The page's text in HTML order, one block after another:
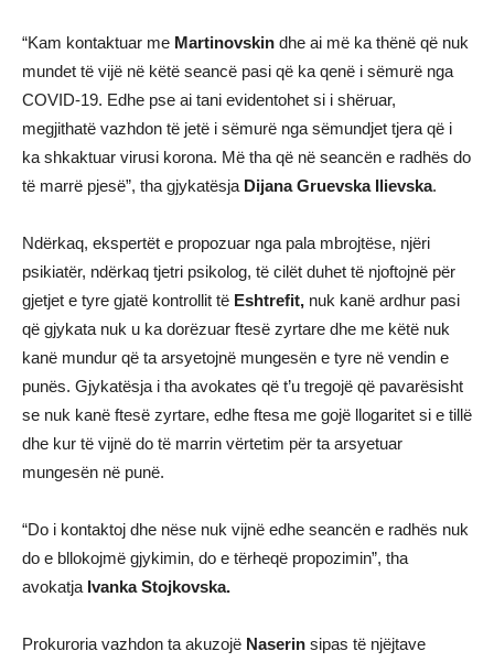
“Kam kontaktuar me Martinovskin dhe ai më ka thënë që nuk
mundet të vijë në këtë seancë pasi që ka qenë i sëmurë nga
COVID-19. Edhe pse ai tani evidentohet si i shëruar,
megjithatë vazhdon të jetë i sëmurë nga sëmundjet tjera që i
ka shkaktuar virusi korona. Më tha që në seancën e radhës do
të marrë pjesë”, tha gjykatësja Dijana Gruevska Ilievska.
Ndërkaq, ekspertët e propozuar nga pala mbrojtëse, njëri
psikiatër, ndërkaq tjetri psikolog, të cilët duhet të njoftojnë për
gjetjet e tyre gjatë kontrollit të Eshtrefit, nuk kanë ardhur pasi
që gjykata nuk u ka dorëzuar ftesë zyrtare dhe me këtë nuk
kanë mundur që ta arsyetojnë mungesën e tyre në vendin e
punës. Gjykatësja i tha avokates që t’u tregojë që pavarësisht
se nuk kanë ftesë zyrtare, edhe ftesa me gojë llogaritet si e tillë
dhe kur të vijnë do të marrin vërtetim për ta arsyetuar
mungesën në punë.
“Do i kontaktoj dhe nëse nuk vijnë edhe seancën e radhës nuk
do e bllokojmë gjykimin, do e tërheqë propozimin”, tha
avokatja Ivanka Stojkovska.
Prokuroria vazhdon ta akuzojë Naserin sipas të njëjtave